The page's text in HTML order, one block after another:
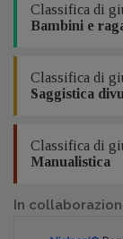
Classifica di
Bambini e
Classifica di
Saggistica
Classifica di
Manualistica
In